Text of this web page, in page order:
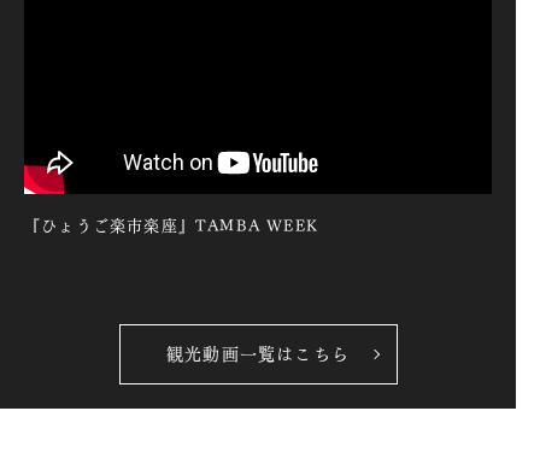
『ひょうご楽市楽座』TAMBA WEEK
観光動画一覧はこちら